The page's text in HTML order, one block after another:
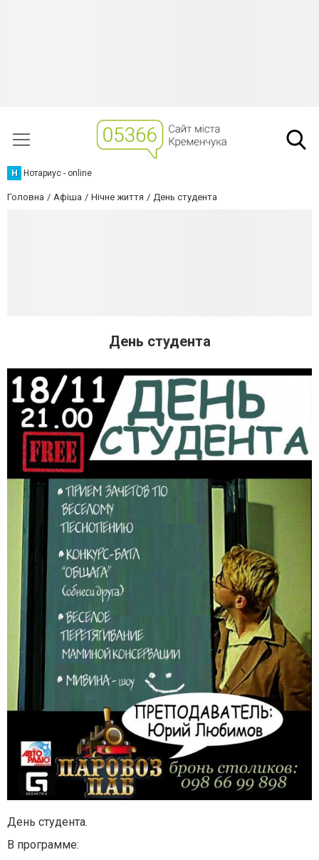
Н Нотариус - online
Головна Афіша Нічне життя День студента
День студента
День студента.
В программе: